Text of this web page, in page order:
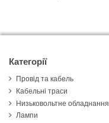
Категорії
Провід та кабель
Кабельні траси
Низьковольтне обладнання
Лампи